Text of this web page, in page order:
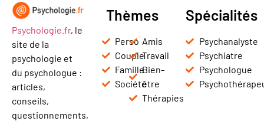
Psychologie.fr, le
site de la
psychologie et
du psychologue :
articles,
conseils,
questionnements,
Thèmes
Perso
Couple
Famille
Société
Amis
Travail
Bien-
être
Thérapies
Spécialités
Psychanalyste
Psychiatre
Psychologue